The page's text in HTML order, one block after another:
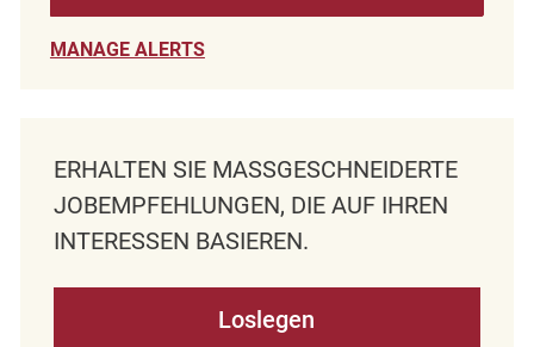
MANAGE ALERTS
ERHALTEN SIE MASSGESCHNEIDERTE J
OBEMPFEHLUNGEN, DIE AUF IHREN I
NTERESSEN BASIEREN.
Loslegen